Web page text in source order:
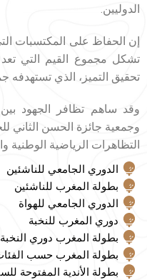
الدوليين.
إن الحفاظ على المكتسبات
تشكل مجموع القيم التي
تحقيق التميز، الذي تستهدفه
وقد ساهم تظافر الجهود بين
وجمعية جائزة الحسن الثاني
التظاهرات الرياضية الوطنية
الدوري الجامعي للناشئين
بطولة المغرب للناشئين
الدوري الجامعي للهواة
دوري المغرب للنخبة
بطولة المغرب دوري النخبة
بطولة المغرب حسب
بطولة الأندية المفتوحة